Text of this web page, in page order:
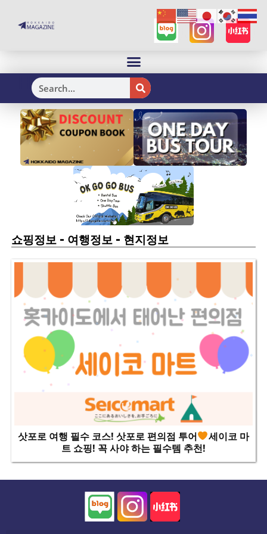
H
쇼핑정보- 여행정보- 현지정보
삿포로 여행 필수 코스! 삿포로 편의점 투어
세이코 마
트 쇼핑! 꼭 사야 하는 필수템 추천!